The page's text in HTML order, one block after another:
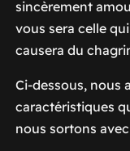
sincèrement
vous sera celle
causera du
Ci-dessous, nous
caractéristiques
nous sortons